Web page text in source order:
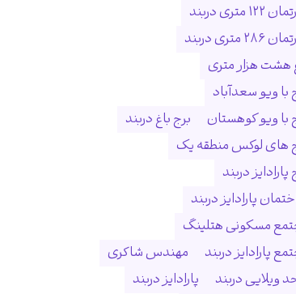
متری دربند
متری دربند
هشت هزار متری
با ویو سعدآباد
با ویو کوهستان
برج باغ دربند
های لوکس منطقه یک
پارادایز دربند
پارادایز دربند
مسکونی هتلینگ
پارادایز دربند
مهندس شاکری
ویلایی دربند
پارادایز دربند